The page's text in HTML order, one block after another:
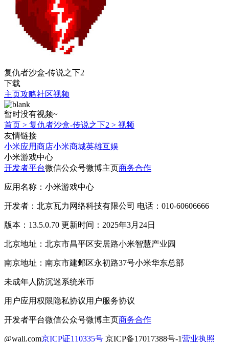
复仇者沙盒-传说之下2
下载
主页攻略社区视频
暂时没有视频~
首页 > 复仇者沙盒-传说之下2 > 视频
友情链接
小米应用商店小米商城英雄互娱
小米游戏中心
开发者平台微信公众号微博主页商务合作
应用名称：小米游戏中心
开发者：北京瓦力网络科技有限公司 电话：010-60606666
版本：13.5.0.70 更新时间：2025年3月24日
北京地址：北京市昌平区安居路小米智慧产业园
南京地址：南京市建邺区永初路37号小米华东总部
未成年人防沉迷系统米币
用户应用权限隐私协议用户服务协议
开发者平台微信公众号微博主页商务合作
@wali.com京ICP证110335号 京ICP备17017388号-1营业执照